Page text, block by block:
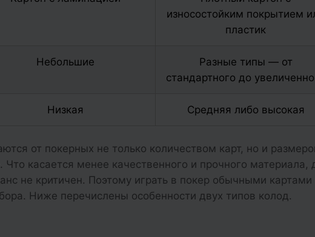
износостойким покрытием
пластик
Небольшие
Разные типы — от
стандартного до
Низкая Средняя либо высокая
от покерных не только количеством карт, но и
касается менее качественного и прочного материала,
не критичен. Поэтому играть в покер обычными картами
Ниже перечислены особенности двух типов колод.